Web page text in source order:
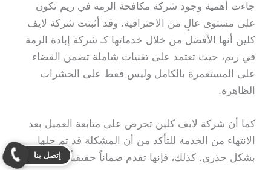
جاءت أهمية وجود شركة مكافحة الرمة في ريم تكون
على مستوى عالٍ من الاحترافية. وقد أثبتت شركة لايف
كلين أنها الأفضل من خلال خدماتها كـ شركة إبادة الرمة
في ريم، حيث تعتمد على تقنيات شاملة تضمن القضاء
على المستعمرة بالكامل وليس فقط على الحشرات
الظاهرة.
كما أن شركة لايف كلين تحرص على متابعة العميل بعد
الانتهاء من الخدمة للتأكد من أن المشكلة قد تم حلها
بشكل جذري. كذلك، فإنها تقدم ضماناً حقيقياً يثبتإتصل بنا